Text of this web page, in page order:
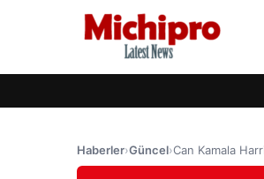
Haberler›Güncel›Can Kamala